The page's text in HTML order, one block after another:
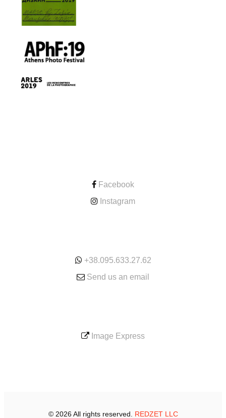
Facebook
Instagram
+38.095.633.27.62
Send us an email
Image Express
© 2026 All rights reserved. REDZET LLC